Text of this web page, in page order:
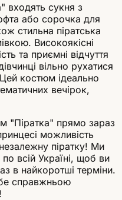
входять сукня з
або сорочка для
стильна піратська
Високоякісні
та приємні відчуття
вільно рухатися
костюм ідеально
вечірок,
"Піратка" прямо зараз
можливість
піратку! Ми
всій Україні, щоб ви
в найкоротші терміни.
справжньою